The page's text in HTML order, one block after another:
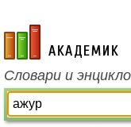
academic.ru
Словари и